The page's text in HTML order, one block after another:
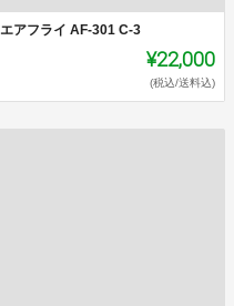
エアフライ AF-301 C-3
¥22,000
(税込/送料込)